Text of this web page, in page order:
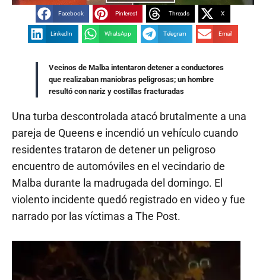
Facebook Pinterest Threads X
LinkedIn WhatsApp Telegram Email
Vecinos de Malba intentaron detener a conductores
que realizaban maniobras peligrosas; un hombre
resultó con nariz y costillas fracturadas
Una turba descontrolada atacó brutalmente a una
pareja de Queens e incendió un vehículo cuando
residentes trataron de detener un peligroso
encuentro de automóviles en el vecindario de
Malba durante la madrugada del domingo. El
violento incidente quedó registrado en video y fue
narrado por las víctimas a The Post.